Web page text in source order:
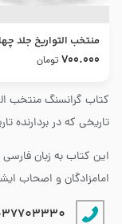
کتاب گرانسنگ منتخب
تاریخی که در
این کتاب به زبان
امامزادگان و اصحاب
منتخب التواریخ جلد
امام زین العابدین و
700.000 تومان